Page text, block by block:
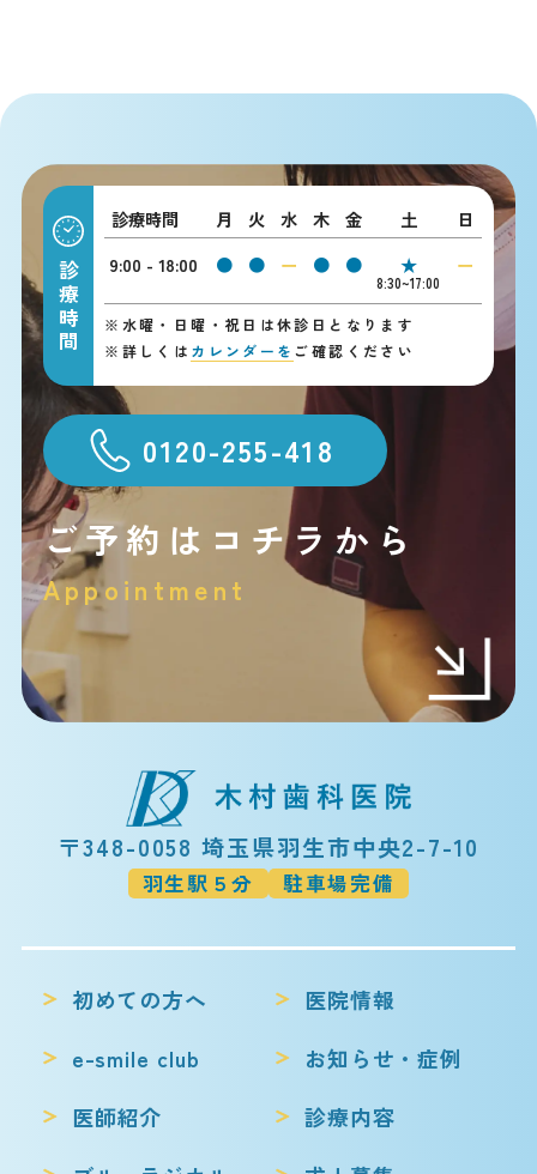
診療時間
診療時間 月 火 水 木 金 土
日
9:00 - 18:00
● ● ー ● ● ★
8:30~17:00
ー
※ 水曜・日曜・祝日は休診日となります
※ 詳しくは カレンダーを ご確認ください
0120-255-418
ご予約はコチラから
Appointment
〒348-0058 埼玉県羽生市中央2-7-10
羽生駅５分 駐車場完備
初めての方へ
医院情報
e-smile club
お知らせ・症例
医師紹介
診療内容